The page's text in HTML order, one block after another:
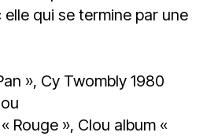
qui se termine par une
», Cy Twombly 1980
Rouge », Clou album «